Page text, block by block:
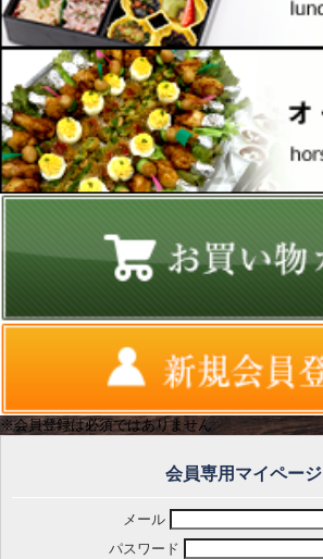
※会員登録は必須ではありません
会員専用マイページ
メール
パスワード